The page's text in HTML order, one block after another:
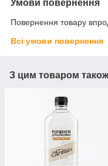
Умови повернення
Повернення товару
Всі умови повернення
З цим товаром